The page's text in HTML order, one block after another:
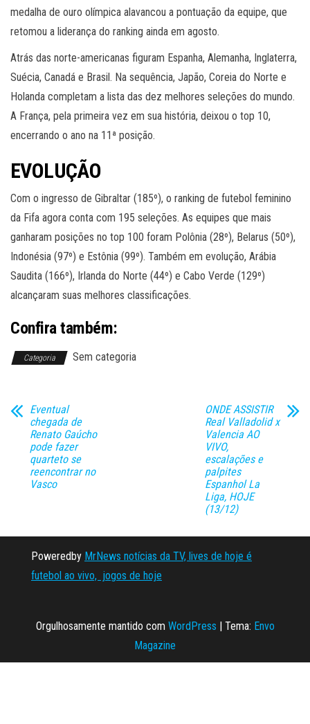
medalha de ouro olímpica alavancou a pontuação da equipe, que
retomou a liderança do ranking ainda em agosto.
Atrás das norte-americanas figuram Espanha, Alemanha, Inglaterra,
Suécia, Canadá e Brasil. Na sequência, Japão, Coreia do Norte e
Holanda completam a lista das dez melhores seleções do mundo.
A França, pela primeira vez em sua história, deixou o top 10,
encerrando o ano na 11ª posição.
EVOLUÇÃO
Com o ingresso de Gibraltar (185º), o ranking de futebol feminino
da Fifa agora conta com 195 seleções. As equipes que mais
ganharam posições no top 100 foram Polônia (28º), Belarus (50º),
Indonésia (97º) e Estônia (99º). Também em evolução, Arábia
Saudita (166º), Irlanda do Norte (44º) e Cabo Verde (129º)
alcançaram suas melhores classificações.
Confira também:
Categoria Sem categoria
Eventual
chegada de
Renato Gaúcho
pode fazer
quarteto se
reencontrar no
Vasco
ONDE ASSISTIR
Real Valladolid x
Valencia AO
VIVO,
escalações e
palpites
Espanhol La
Liga, HOJE
(13/12)
Poweredby MrNews notícias da TV, lives de hoje é
futebol ao vivo, jogos de hoje
Orgulhosamente mantido com WordPress | Tema: Envo
Magazine